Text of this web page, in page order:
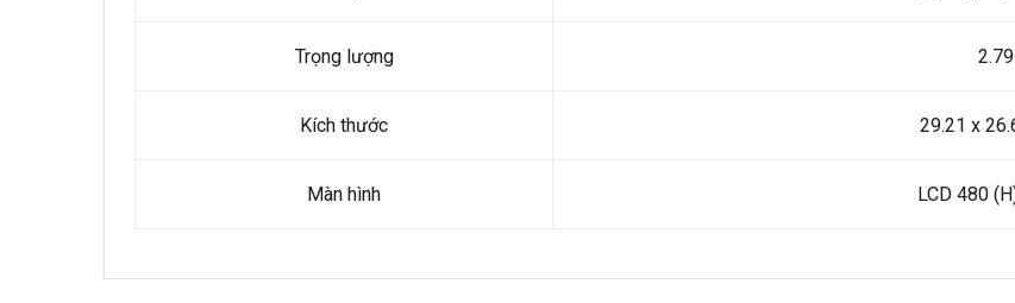
Trọng lượng
Kích thước 29.21 x
Màn hình LCD 480